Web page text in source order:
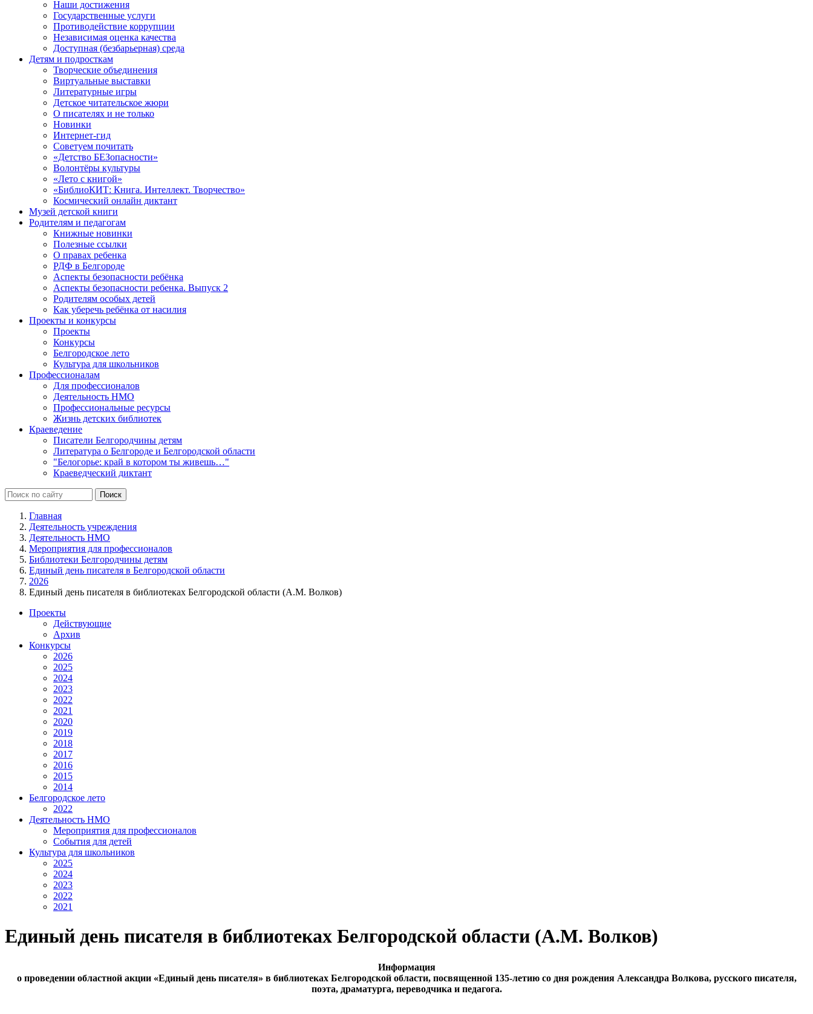
Наши достижения
Государственные услуги
Противодействие коррупции
Независимая оценка качества
Доступная (безбарьерная) среда
Детям и подросткам
Творческие объединения
Виртуальные выставки
Литературные игры
Детское читательское жюри
О писателях и не только
Новинки
Интернет-гид
Советуем почитать
«Детство БЕЗопасности»
Волонтёры культуры
«Лето с книгой»
«БиблиоКИТ: Книга. Интеллект. Творчество»
Космический онлайн диктант
Музей детской книги
Родителям и педагогам
Книжные новинки
Полезные ссылки
О правах ребенка
РДФ в Белгороде
Аспекты безопасности ребёнка
Аспекты безопасности ребенка. Выпуск 2
Родителям особых детей
Как уберечь ребёнка от насилия
Проекты и конкурсы
Проекты
Конкурсы
Белгородское лето
Культура для школьников
Профессионалам
Для профессионалов
Деятельность НМО
Профессиональные ресурсы
Жизнь детских библиотек
Краеведение
Писатели Белгородчины детям
Литература о Белгороде и Белгородской области
"Белогорье: край в котором ты живешь…"
Краеведческий диктант
Главная
Деятельность учреждения
Деятельность НМО
Мероприятия для профессионалов
Библиотеки Белгородчины детям
Единый день писателя в Белгородской области
2026
Единый день писателя в библиотеках Белгородской области (А.М. Волков)
Проекты
Действующие
Архив
Конкурсы
2026
2025
2024
2023
2022
2021
2020
2019
2018
2017
2016
2015
2014
Белгородское лето
2022
Деятельность НМО
Мероприятия для профессионалов
События для детей
Культура для школьников
2025
2024
2023
2022
2021
Единый день писателя в библиотеках Белгородской области (А.М. Волков)
Информация
о проведении областной акции «Единый день писателя» в библиотеках Белгородской области, посвященной 135-летию со дня рождения Александра Волкова, русского писателя,
поэта, драматурга, переводчика и педагога.